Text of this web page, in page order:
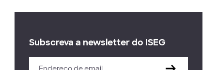
Subscreva a newsletter do ISEG